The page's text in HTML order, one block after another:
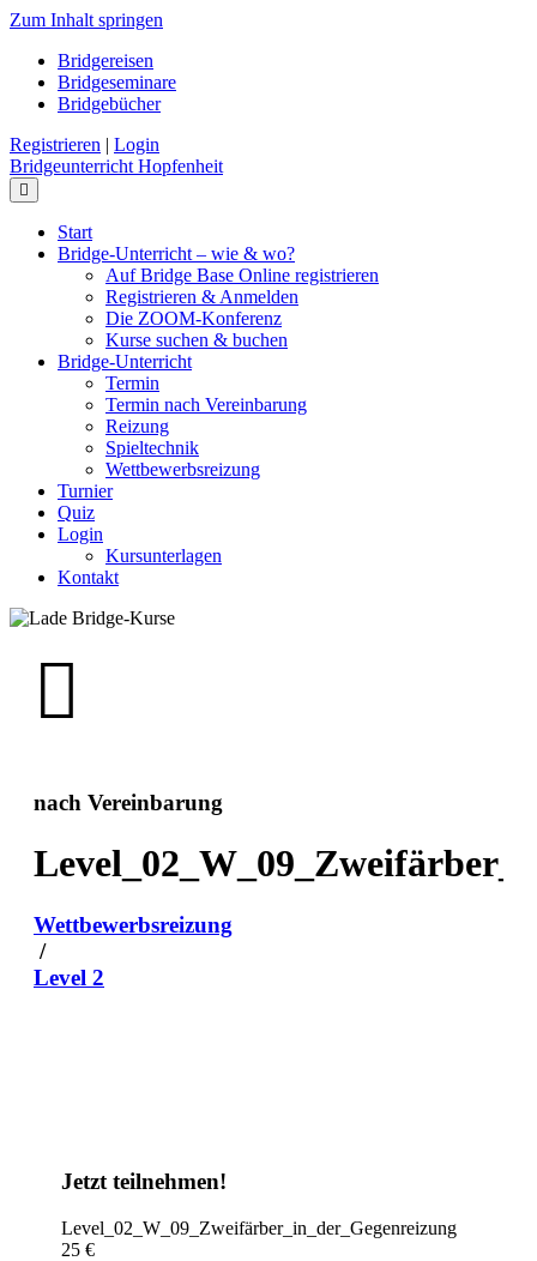
Zum Inhalt springen
Bridgereisen
Bridgeseminare
Bridgebücher
Registrieren | Login
Bridgeunterricht Hopfenheit
Start
Bridge-Unterricht – wie & wo?
Auf Bridge Base Online registrieren
Registrieren & Anmelden
Die ZOOM-Konferenz
Kurse suchen & buchen
Bridge-Unterricht
Termin
Termin nach Vereinbarung
Reizung
Spieltechnik
Wettbewerbsreizung
Turnier
Quiz
Login
Kursunterlagen
Kontakt
nach Vereinbarung
Wettbewerbsreizung
/
Level 2
Jetzt teilnehmen!
Level_02_W_09_Zweifärber_in_der_Gegenreizung
25 €